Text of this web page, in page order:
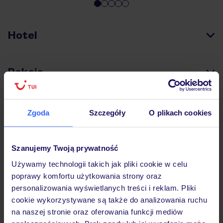
Zgoda Szczegóły O plikach cookies
Szanujemy Twoją prywatność
Używamy technologii takich jak pliki cookie w celu
poprawy komfortu użytkowania strony oraz
personalizowania wyświetlanych treści i reklam. Pliki
cookie wykorzystywane są także do analizowania ruchu
na naszej stronie oraz oferowania funkcji mediów
Hotel
Pokoje
Wyżywienie
Atrakcje
Ważne informacje